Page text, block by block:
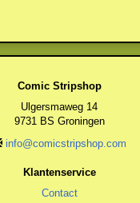
Comic Stripshop
Ulgersmaweg 14
9731 BS Groningen
info@comicstripshop.com
Klantenservice
Contact